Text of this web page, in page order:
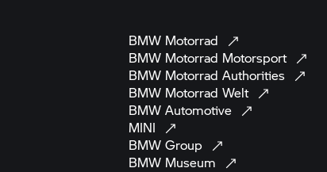
BMW Motorrad
BMW Motorrad Motorsport
BMW Motorrad Authorities
BMW Motorrad Welt
BMW Automotive
MINI
BMW Group
BMW Museum